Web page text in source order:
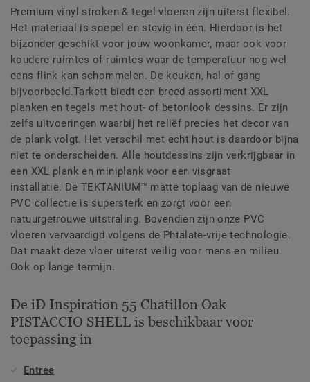
Premium vinyl stroken & tegel vloeren zijn uiterst flexibel.
Het materiaal is soepel en stevig in één. Hierdoor is het
bijzonder geschikt voor jouw woonkamer, maar ook voor
koudere ruimtes of ruimtes waar de temperatuur nog wel
eens flink kan schommelen. De keuken, hal of gang
bijvoorbeeld.Tarkett biedt een breed assortiment XXL
planken en tegels met hout- of betonlook dessins. Er zijn
zelfs uitvoeringen waarbij het reliëf precies het decor van
de plank volgt. Het verschil met echt hout is daardoor bijna
niet te onderscheiden. Alle houtdessins zijn verkrijgbaar in
een XXL plank en miniplank voor een visgraat
installatie. De TEKTANIUM™ matte toplaag van de nieuwe
PVC collectie is supersterk en zorgt voor een
natuurgetrouwe uitstraling. Bovendien zijn onze PVC
vloeren vervaardigd volgens de Phtalate-vrije technologie.
Dat maakt deze vloer uiterst veilig voor mens en milieu.
Ook op lange termijn.
De iD Inspiration 55 Chatillon Oak
PISTACCIO SHELL is beschikbaar voor
toepassing in
Entree